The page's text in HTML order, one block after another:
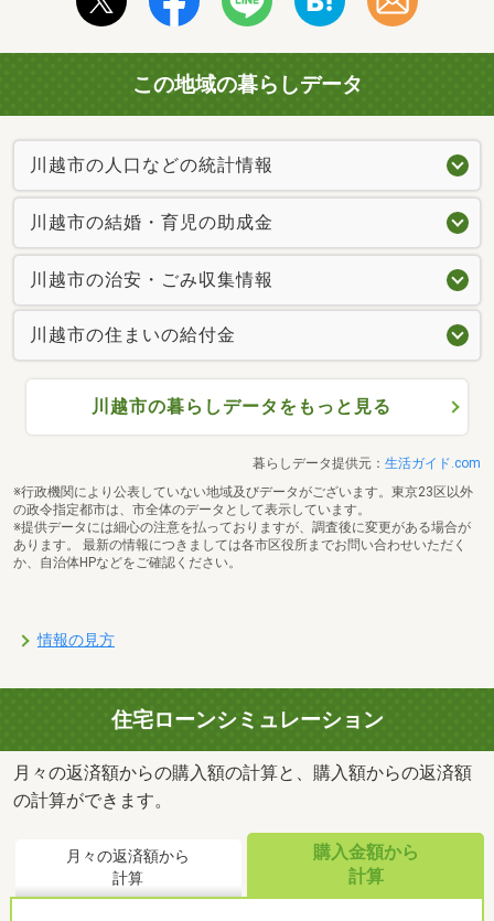
この地域の暮らしデータ
川越市の人口などの統計情報
川越市の結婚・育児の助成金
川越市の治安・ごみ収集情報
川越市の住まいの給付金
川越市の暮らしデータをもっと見る
暮らしデータ提供元： 生活ガイド.com
※行政機関により公表していない地域及びデータがございます。東京23区以外
の政令指定都市は、市全体のデータとして表示しています。
※提供データには細心の注意を払っておりますが、調査後に変更がある場合が
あります。 最新の情報につきましては各市区役所までお問い合わせいただく
か、自治体HPなどをご確認ください。
情報の見方
住宅ローンシミュレーション
月々の返済額からの購入額の計算と、購入額からの返済額
の計算ができます。
月々の返済額から
計算
購入金額から
計算